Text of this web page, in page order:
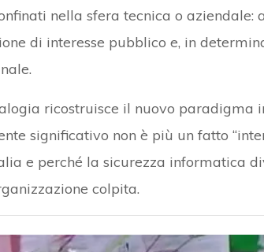
nella sfera tecnica o aziendale:
di interesse pubblico e, in
ricostruisce il nuovo paradigma
significativo non è più un fatto
e perché la sicurezza informatica
colpita.